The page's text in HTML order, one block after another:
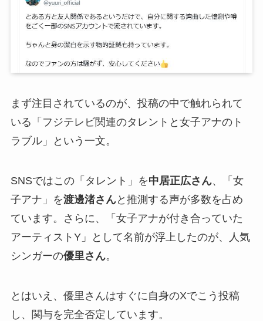
まず注目されているのが、投稿の中で触れられて
いる「フジテレビ関連のタレントと女子アナのト
ラブル」という一文。
SNSではこの「タレント」を中居正広さん、「女
子アナ」を渡邊渚さんと推測する声が多数を占め
ています。さらに、「女子アナが付き合っていた
アーティストY」として名前が浮上したのが、人気
シンガーの優里さん。
とはいえ、優里さんはすぐに自身のXでこう投稿
し、関与を完全否定しています。